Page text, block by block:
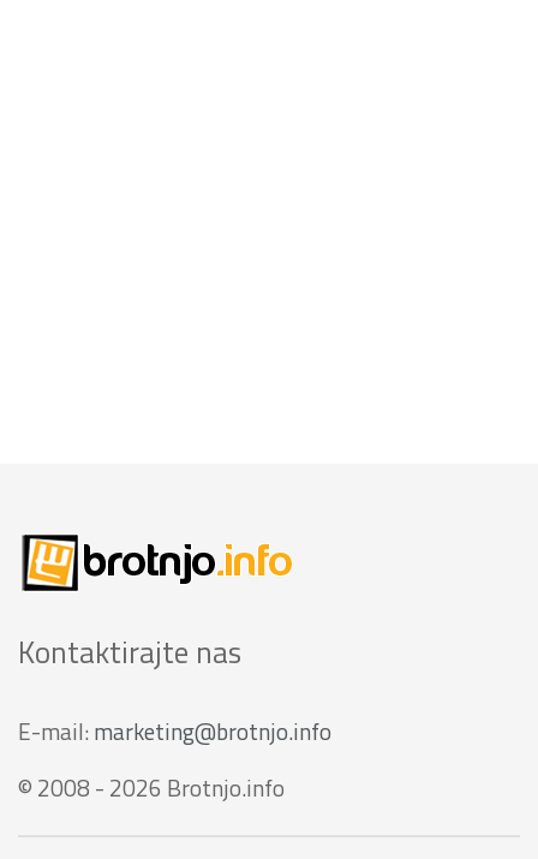
Kontaktirajte nas
E-mail: marketing@brotnjo.info
© 2008 - 2026 Brotnjo.info